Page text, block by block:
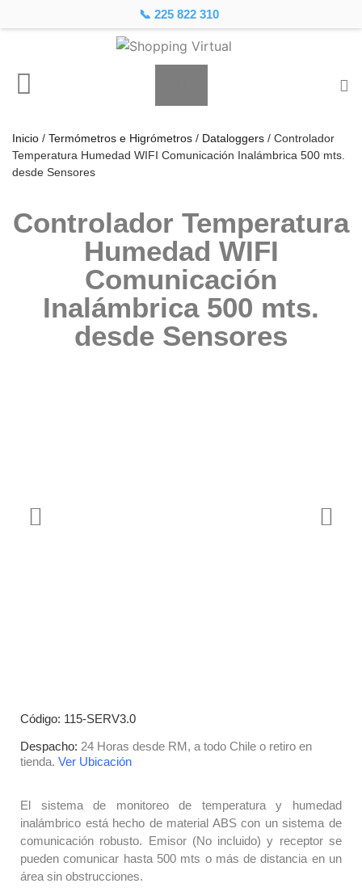
📞 225 822 310
Inicio / Termómetros e Higrómetros / Dataloggers / Controlador
Temperatura Humedad WIFI Comunicación Inalámbrica 500 mts.
desde Sensores
Controlador Temperatura
Humedad WIFI
Comunicación
Inalámbrica 500 mts.
desde Sensores
Código: 115-SERV3.0
Despacho: 24 Horas desde RM, a todo Chile o retiro en
tienda. Ver Ubicación
El sistema de monitoreo de temperatura y humedad
inalámbrico está hecho de material ABS con un sistema de
comunicación robusto. Emisor (No incluido) y receptor se
pueden comunicar hasta 500 mts o más de distancia en un
área sin obstrucciones.